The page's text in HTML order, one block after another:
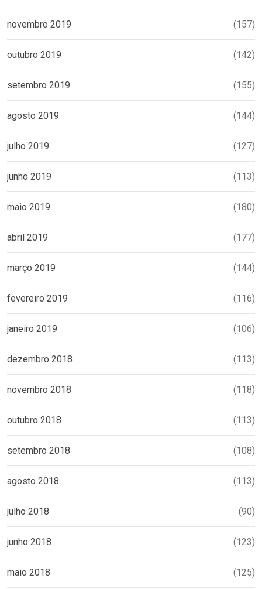
novembro 2019 (157)
outubro 2019 (142)
setembro 2019 (155)
agosto 2019 (144)
julho 2019 (127)
junho 2019 (113)
maio 2019 (180)
abril 2019 (177)
março 2019 (144)
fevereiro 2019 (116)
janeiro 2019 (106)
dezembro 2018 (113)
novembro 2018 (118)
outubro 2018 (113)
setembro 2018 (108)
agosto 2018 (113)
julho 2018 (90)
junho 2018 (123)
maio 2018 (125)